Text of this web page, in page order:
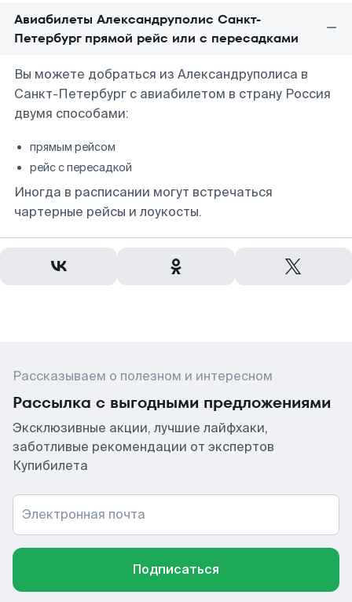
Авиабилеты Александруполис Санкт-
Петербург прямой рейс или с пересадками
Вы можете добраться из Александруполиса в
Санкт-Петербург с авиабилетом в страну Россия
двумя способами:
прямым рейсом
рейс с пересадкой
Иногда в расписании могут встречаться
чартерные рейсы и лоукосты.
Рассказываем о полезном и интересном
Рассылка с выгодными предложениями
Эксклюзивные акции, лучшие лайфхаки,
заботливые рекомендации от экспертов
Купибилета
Электронная почта
Подписаться